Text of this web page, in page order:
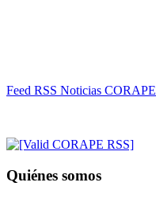
Feed RSS Noticias CORAPE
Quiénes somos